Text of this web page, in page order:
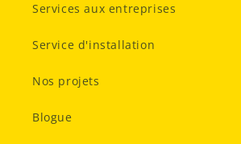
Services aux entreprises
Service d'installation
Nos projets
Blogue